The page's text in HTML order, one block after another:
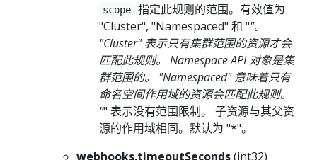
scope
指定此规则的范围。有效值为
"Cluster", "Namespaced" 和 ""。
"Cluster" 表示只有集群范围的资源才会
匹配此规则。 Namespace API 对象是集
群范围的。 "Namespaced" 意味着只有
命名空间作用域的资源会匹配此规则。
"" 表示没有范围限制。 子资源与其父资
源的作用域相同。默认为 "*"。
webhooks.timeoutSeconds(int32)